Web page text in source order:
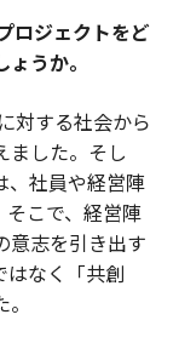
ロジェクトをど
うか。
対する社会から
ました。そし
、社員や経営陣
こで、経営陣
意志を引き出す
はなく「共創